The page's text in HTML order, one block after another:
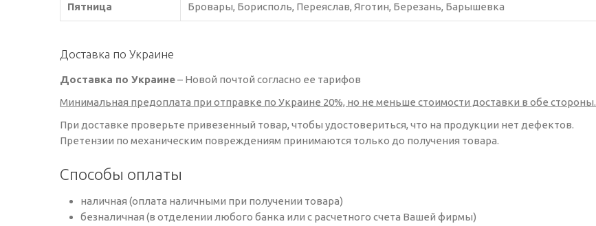
Пятница Бровары, Борисполь, Переяслав, Яготин, Березань, Барышевка
Доставка по Украине
Доставка по Украине– Новой почтой согласно ее тарифов
Минимальная предоплата при отправке по Украине 20%, но не меньше стоимости доставки в обе стороны.
При доставке проверьте привезенный товар, чтобы удостовериться, что на продукции нет дефектов.
Претензии по механическим повреждениям принимаются только до получения товара.
Способы оплаты
наличная (оплата наличными при получении товара)
безналичная (в отделении любого банка или с расчетного счета Вашей фирмы)